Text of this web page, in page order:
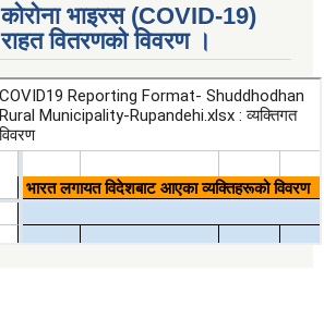
कोरोना भाइरस (COVID-19)
राहत वितरणको विवरण ।